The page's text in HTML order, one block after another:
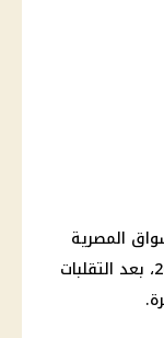
المصرية
استقرارا ملحوظا اليوم الأربعاء 23 أبريل 2025، بعد التقلبات